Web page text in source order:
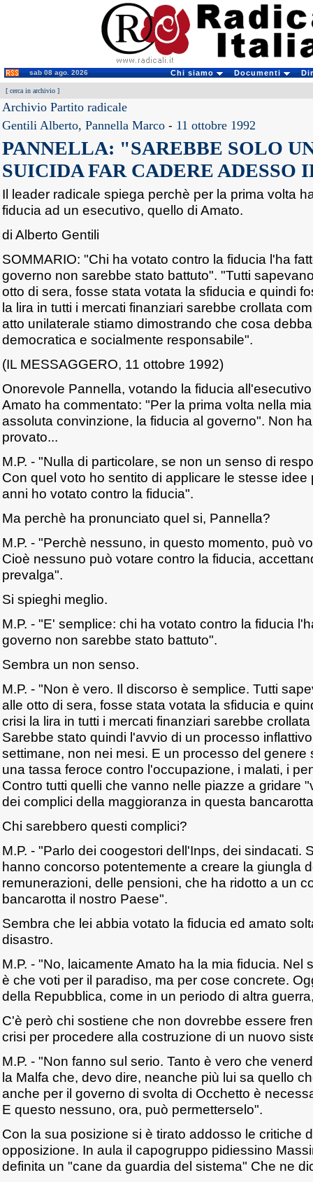
sab 08 ago. 2026 Chi siamo Documenti
[ cerca in archivio ]
Archivio Partito radicale
Gentili Alberto, Pannella Marco - 11 ottobre 1992
PANNELLA: "SAREBBE SOLO
SUICIDA FAR CADERE ADESSO
Il leader radicale spiega perchè per la prima volta
fiducia ad un esecutivo, quello di Amato.
di Alberto Gentili
SOMMARIO: "Chi ha votato contro la fiducia l'ha
governo non sarebbe stato battuto". "Tutti
otto di sera, fosse stata votata la sfiducia e quindi
la lira in tutti i mercati finanziari sarebbe crollata
atto unilaterale stiamo dimostrando che cosa
democratica e socialmente responsabile".
(IL MESSAGGERO, 11 ottobre 1992)
Onorevole Pannella, votando la fiducia
Amato ha commentato: "Per la prima volta nella
assoluta convinzione, la fiducia al governo". Non
provato...
M.P. - "Nulla di particolare, se non un senso di
Con quel voto ho sentito di applicare le stesse idee
anni ho votato contro la fiducia".
Ma perchè ha pronunciato quel si, Pannella?
M.P. - "Perchè nessuno, in questo momento, può
Cioè nessuno può votare contro la fiducia,
prevalga".
Si spieghi meglio.
M.P. - "E' semplice: chi ha votato contro la fiducia
governo non sarebbe stato battuto".
Sembra un non senso.
M.P. - "Non è vero. Il discorso è semplice. Tutti
alle otto di sera, fosse stata votata la sfiducia e
crisi la lira in tutti i mercati finanziari sarebbe
Sarebbe stato quindi l'avvio di un processo
settimane, non nei mesi. E un processo del genere
una tassa feroce contro l'occupazione, i malati, i
Contro tutti quelli che vanno nelle piazze a gridare
dei complici della maggioranza in questa
Chi sarebbero questi complici?
M.P. - "Parlo dei coogestori dell'Inps, dei sindacati.
hanno concorso potentemente a creare la giungla
remunerazioni, delle pensioni, che ha ridotto a un
bancarotta il nostro Paese".
Sembra che lei abbia votato la fiducia ed amato
disastro.
M.P. - "No, laicamente Amato ha la mia fiducia. Nel
è che voti per il paradiso, ma per cose concrete.
della Repubblica, come in un periodo di altra
C'è però chi sostiene che non dovrebbe essere
crisi per procedere alla costruzione di un nuovo
M.P. - "Non fanno sul serio. Tanto è vero che
la Malfa che, devo dire, neanche più lui sa quello
anche per il governo di svolta di Occhetto è
E questo nessuno, ora, può permetterselo".
Con la sua posizione si è tirato addosso le critiche
opposizione. In aula il capogruppo pidiessino
definita un "cane da guardia del sistema" Che ne